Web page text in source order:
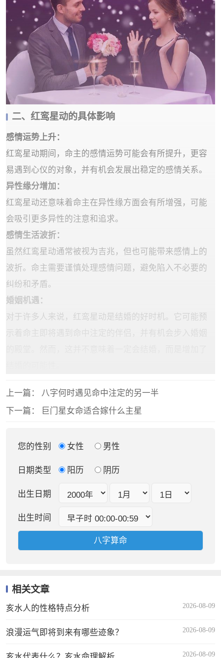
二、红鸾星动的具体影响
‌感情运势上升‌：
红鸾星动期间，命主的感情运势可能会有所提升，更容
易遇到心仪的对象，并有机会发展出稳定的感情关系。
‌异性缘分增加‌：
红鸾星动还意味着命主在异性缘方面会有所增强，可能
会吸引更多异性的注意和追求。
‌感情生活波折‌：
虽然红鸾星动通常被视为吉兆，但也可能带来感情上的
波折。命主需要谨慎处理感情问题，避免陷入不必要的
纠纷和矛盾。
‌婚姻机遇‌：
对于许多人来说，红鸾星动是结婚的好时机。它可能预
上一篇： 八字何时遇见命中注定的另一半
下一篇：
巨门星女命适合嫁什么主星
您的性别 女性 男性
日期类型 阳历 阴历
出生日期
出生时间
相关文章
亥水人的性格特点分析 2026-08-09
浪漫运气即将到来有哪些迹象？ 2026-08-09
2026-08-09